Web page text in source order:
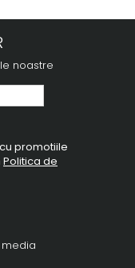
noastre
promotiile
Politica de